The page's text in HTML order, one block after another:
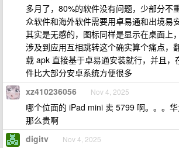
多月了，80%的软件没有问题，少部分不
众软件和海外软件需要用卓易通和出境易
其实是无感的，图标同样是显示在桌面上
涉及到应用互相跳转这个确实算个痛点，
载 apk 直接基于卓易通安装就行，并且，
件比大部分安卓系统方便很多
xz410236056 Nov 4, 2025
哪个位面的 iPad mini 卖 5799 啊。。。
那么贵啊
digitv Nov 4, 2025